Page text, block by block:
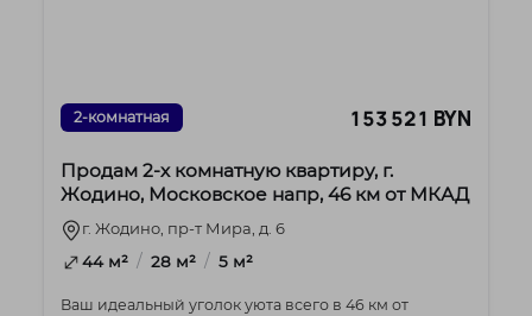
2-комнатная 153 521 BYN
Продам 2-х комнатную квартиру, г.
Жодино, Московское напр, 46 км от МКАД
г. Жодино, пр-т Мира, д. 6
44 м² / 28 м² / 5 м²
Ваш идеальный уголок уюта всего в 46 км от